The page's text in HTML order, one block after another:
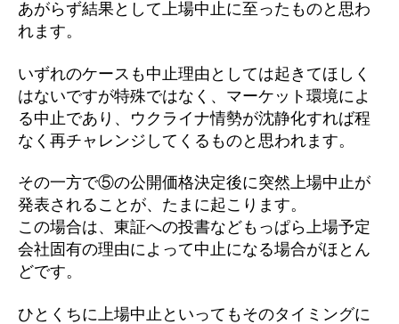
あがらず結果として上場中止に至ったものと思わ
れます。
いずれのケースも中止理由としては起きてほしく
はないですが特殊ではなく、マーケット環境によ
る中止であり、ウクライナ情勢が沈静化すれば程
なく再チャレンジしてくるものと思われます。
その一方で⑤の公開価格決定後に突然上場中止が
発表されることが、たまに起こります。
この場合は、東証への投書などもっぱら上場予定
会社固有の理由によって中止になる場合がほとん
どです。
ひとくちに上場中止といってもそのタイミングに